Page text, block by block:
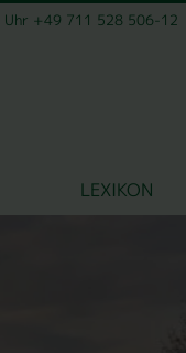
Uhr +49 711 528 506-12
LEXIKON